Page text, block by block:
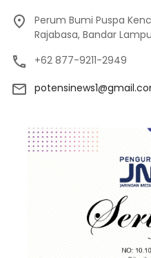
Perum Bumi Puspa
Rajabasa, Bandar
+62 877-9211-2949